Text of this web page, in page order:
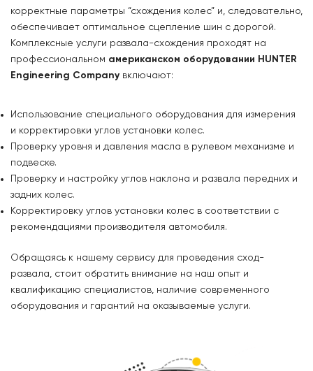
корректные параметры “схождения колес” и, следовательно,
обеспечивает оптимальное сцепление шин с дорогой.
Комплексные услуги развала-схождения проходят на
профессиональном американском оборудовании HUNTER
Engineering Company включают:
Использование специального оборудования для измерения
и корректировки углов установки колес.
Проверку уровня и давления масла в рулевом механизме и
подвеске.
Проверку и настройку углов наклона и развала передних и
задних колес.
Корректировку углов установки колес в соответствии с
рекомендациями производителя автомобиля.
Обращаясь к нашему сервису для проведения сход-
развала, стоит обратить внимание на наш опыт и
квалификацию специалистов, наличие современного
оборудования и гарантий на оказываемые услуги.